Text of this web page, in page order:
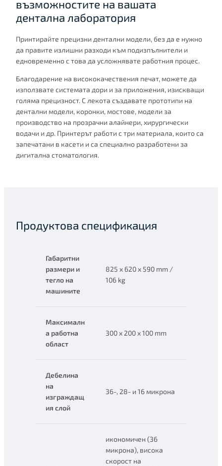
възможностите на вашата
дентална лаборатория
Принтирайте прецизни дентални модели, без да е нужно
да правите излишни разходи към подизпълнители и
едновременно с това да усложнявате работния процес.
Благодарение на висококачествения печат, можете да
използвате системата дори и за приложения, изискващи
голяма прецизност. С лекота създавате прототипи на
дентални модели, коронки, мостове, модели за
производство на прозрачни алайнери, хирургически
водачи и др. Принтерът работи с три материала, които са
запечатани в касети и са специално разработени за
дигитална стоматология.
Продуктова спецификация
Габаритни
размери и
тегло на
машините
825 x 620 x 590 mm /
106 kg
Максималн
а работна
област
300 x 200 x 100 mm
Дебелина
на
изграждащ
ия слой
36-, 28- и 16 микрона
икономичен (36
микрона), висока
скорост на